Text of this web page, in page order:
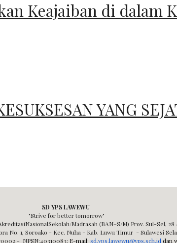
Keajaiban di dalam
YANG
SD YPS LAWEWU
"Strive for better tomorrow"
Madrasah (BAN–S/M) Prov. Sul-Sel, 28
No. 1, Soroako - Kec. Nuha - Kab. Luwu Timur - Sulawesi
- NPSN:40310083; E-mail: sd.yps.lawewu@yps.sch.id dan